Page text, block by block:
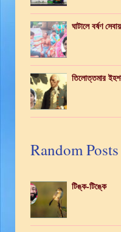
ঘাটালে বর্ষণ
তিলোত্তমার
Random Posts
টিঙ্ক-টিঙ্কে